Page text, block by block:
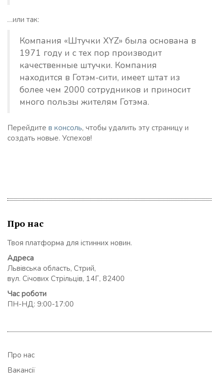
…или так:
Компания «Штучки XYZ» была основана в
1971 году и с тех пор производит
качественные штучки. Компания
находится в Готэм-сити, имеет штат из
более чем 2000 сотрудников и приносит
много пользы жителям Готэма.
Перейдите в консоль, чтобы удалить эту страницу и
создать новые. Успехов!
Про нас
Твоя платформа для істинних новин.
Адреса
Львівська область, Стрий,
вул. Січових Стрільців, 14Г, 82400
Час роботи
ПН-НД: 9:00-17:00
Про нас
Вакансії